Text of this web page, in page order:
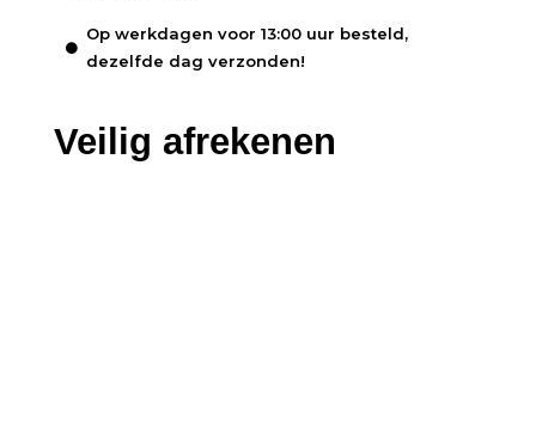
Op werkdagen voor 13:00 uur besteld,
dezelfde dag verzonden!
Veilig afrekenen